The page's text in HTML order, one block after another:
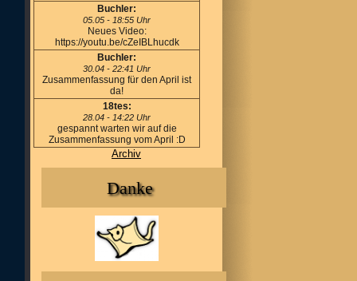
Buchler:
05.05 - 18:55 Uhr
Neues Video:
https://youtu.be/cZeIBLhucdk
Buchler:
30.04 - 22:41 Uhr
Zusammenfassung für den April ist
da!
18tes:
28.04 - 14:22 Uhr
gespannt warten wir auf die
Zusammenfassung vom April :D
Archiv
Danke